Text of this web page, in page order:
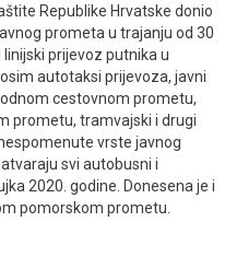
Republike Hrvatske donio
prometa u trajanju od 30
prijevoz putnika u
autotaksi prijevoza, javni
cestovnom prometu,
prometu, tramvajski i drugi
vrste javnog
svi autobusni i
2020. godine. Donesena je i
pomorskom prometu.